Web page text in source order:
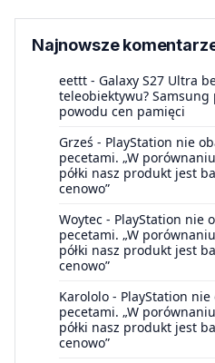
Najnowsze
eettt - Galaxy S27 Ultra
teleobiektywu?
powodu cen pamięci
Grześ - PlayStation nie
pecetami. „W
półki nasz produkt jest
cenowo”
Woytec - PlayStation nie
pecetami. „W
półki nasz produkt jest
cenowo”
Karololo - PlayStation
pecetami. „W
półki nasz produkt jest
cenowo”